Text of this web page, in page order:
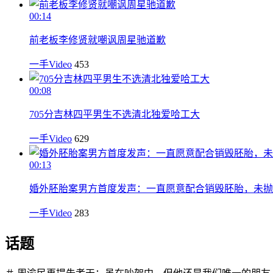
00:14
前老板李修贤就嘲讽周星驰道歉
一手Video 453
00:08
705分吉林四平男生不选清北独爱哈工大
一手Video 629
00:13
婚外胚胎案男方首度发声：一直愿意配合销毁胚胎，未
一手Video 283
话题